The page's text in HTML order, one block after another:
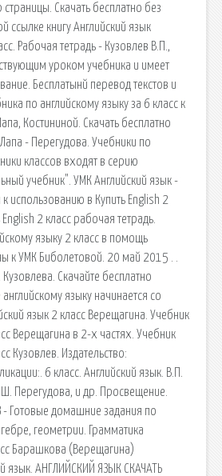
Скачать бесплатно без
ссылке книгу Английский язык
Рабочая тетрадь - Кузовлев В.П.,
уроком учебника и имеет
Бесплатынй перевод текстов и
по английскому языку за 6 класс к
Костининой. Скачать бесплатно
- Перегудова. Учебники по
классов входят в серию
учебник". УМК Английский язык -
использованию в Купить English 2
English 2 класс рабочая тетрадь.
языку 2 класс в помощь
к УМК Биболетовой. 20 май 2015 . .
Скачайте бесплатно
языку начинается со
язык 2 класс Верещагина. Учебник
Верещагина в 2-х частях. Учебник
Кузовлев. Издательство:
6 класс. Английский язык. В.П.
Перегудова, и др. Просвещение.
- Готовые домашние задания по
геометрии. Грамматика
Барашкова (Верещагина)
язык. АНГЛИЙСКИЙ ЯЗЫК СКАЧАТЬ